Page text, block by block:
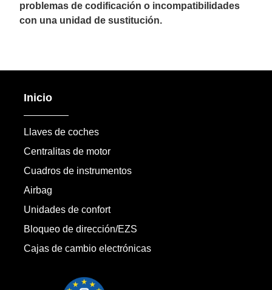
problemas de codificación o incompatibilidades
con una unidad de sustitución.
Inicio
Llaves de coches
Centralitas de motor
Cuadros de instrumentos
Airbag
Unidades de confort
Bloqueo de dirección/EZS
Cajas de cambio electrónicas